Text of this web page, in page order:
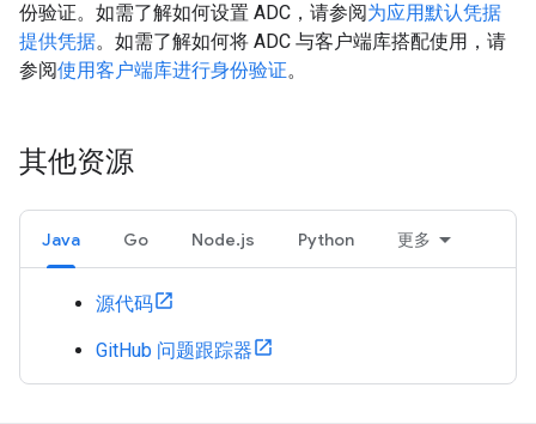
份验证。如需了解如何设置 ADC，请参阅为应用默认凭据
提供凭据。如需了解如何将 ADC 与客户端库搭配使用，请
参阅使用客户端库进行身份验证。
其他资源
Java Go Node.js Python 更多
源代码
GitHub 问题跟踪器